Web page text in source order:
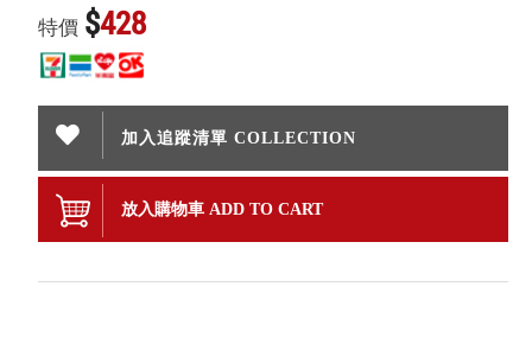
特價 $428
加入追蹤清單 COLLECTION
放入購物車 ADD TO CART